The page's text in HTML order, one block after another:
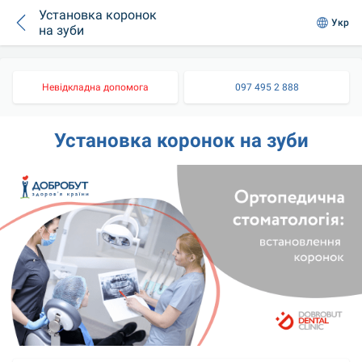
Установка коронок
на зуби
Укр
Невідкладна допомога 097 495 2 888
Установка коронок на зуби